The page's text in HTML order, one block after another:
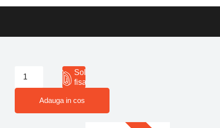
Adauga in cos
Solicita
fisa 3D